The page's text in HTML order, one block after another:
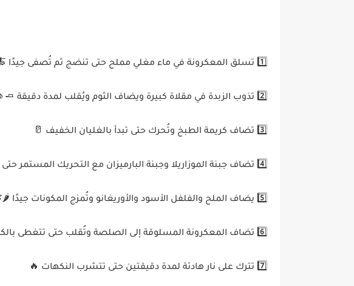
1️⃣ تسلق المعكرونة في ماء مغلي مملح حتى تنضج ثم تُصفى جيدًا 🍝
2️⃣ تذوب الزبدة في مقلاة كبيرة ويضاف الثوم ويُقلب لمدة دقيقة 🧈🧄
3️⃣ تضاف كريمة الطبخ وتُحرك حتى تبدأ بالغليان الخفيف 🥛
4️⃣ تضاف جبنة الموزاريلا وجبنة البارميزان مع التحريك المستمر حتى تذوب تمامًا 🧀
5️⃣ يضاف الملح والفلفل الأسود والأوريغانو وتُمزج المكونات جيدًا 🌶️🌿
6️⃣ تضاف المعكرونة المسلوقة إلى الصلصة وتُقلب حتى تتغطى بالكامل 🍝
7️⃣ تترك على نار هادئة لمدة دقيقتين حتى تتشرب النكهات 🔥